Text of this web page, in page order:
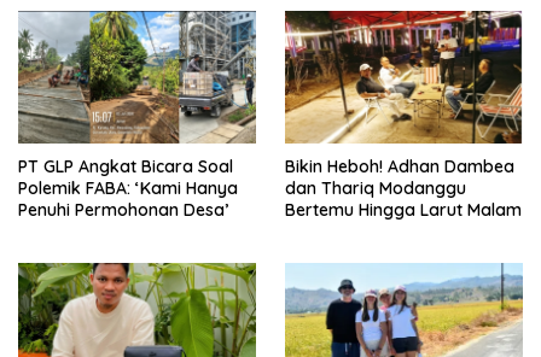
PT GLP Angkat Bicara Soal
Polemik FABA: ‘Kami Hanya
Penuhi Permohonan Desa’
Bikin Heboh! Adhan Dambea
dan Thariq Modanggu
Bertemu Hingga Larut Malam